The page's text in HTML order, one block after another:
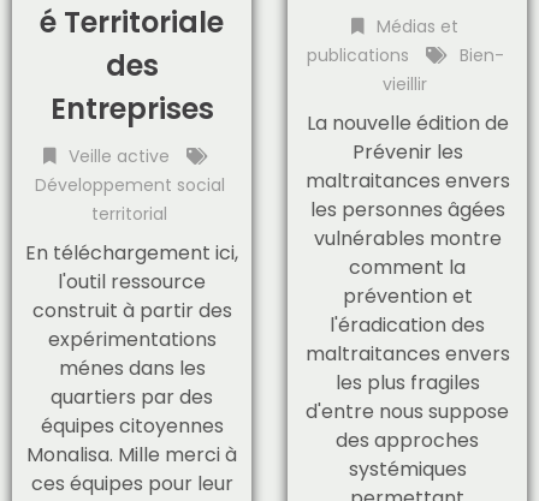
é Territoriale
des
Entreprises
Veille active
Développement social
territorial
En téléchargement ici,
l'outil ressource
construit à partir des
expérimentations
ménes dans les
quartiers par des
équipes citoyennes
Monalisa. Mille merci à
ces équipes pour leur
Médias et
publications
Bien-
vieillir
La nouvelle édition de
Prévenir les
maltraitances envers
les personnes âgées
vulnérables montre
comment la
prévention et
l'éradication des
maltraitances envers
les plus fragiles
d'entre nous suppose
des approches
systémiques